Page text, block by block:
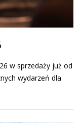
w sprzedaży już od
wydarzeń dla